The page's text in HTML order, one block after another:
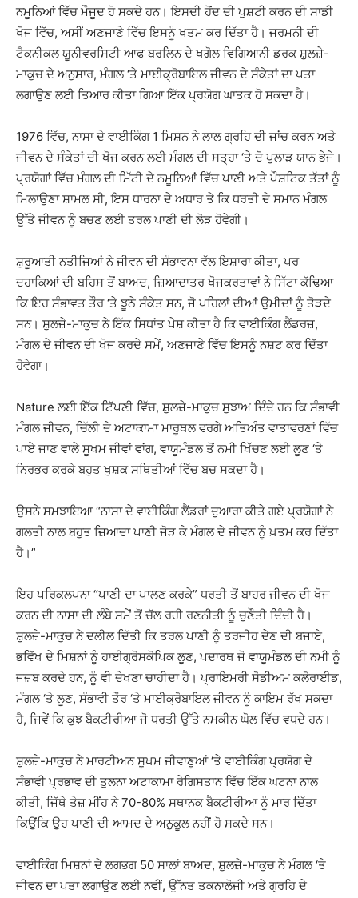
ਨਮੂਨਿਆਂ ਵਿੱਚ ਮੌਜੂਦ ਹੋ ਸਕਦੇ ਹਨ। ਇਸਦੀ ਹੋਂਦ ਦੀ ਪੁਸ਼ਟੀ ਕਰਨ ਦੀ ਸਾਡੀ
ਖੋਜ ਵਿੱਚ, ਅਸੀਂ ਅਣਜਾਣੇ ਵਿੱਚ ਇਸਨੂੰ ਖਤਮ ਕਰ ਦਿੱਤਾ ਹੈ। ਜਰਮਨੀ ਦੀ
ਟੈਕਨੀਕਲ ਯੂਨੀਵਰਸਿਟੀ ਆਫ ਬਰਲਿਨ ਦੇ ਖਗੋਲ ਵਿਗਿਆਨੀ ਡਰਕ ਸ਼ੁਲਜ਼ੇ-
ਮਾਕੁਚ ਦੇ ਅਨੁਸਾਰ, ਮੰਗਲ ‘ਤੇ ਮਾਈਕ੍ਰੋਬਾਇਲ ਜੀਵਨ ਦੇ ਸੰਕੇਤਾਂ ਦਾ ਪਤਾ
ਲਗਾਉਣ ਲਈ ਤਿਆਰ ਕੀਤਾ ਗਿਆ ਇੱਕ ਪ੍ਰਯੋਗ ਘਾਤਕ ਹੋ ਸਕਦਾ ਹੈ।
1976 ਵਿੱਚ, ਨਾਸਾ ਦੇ ਵਾਈਕਿੰਗ 1 ਮਿਸ਼ਨ ਨੇ ਲਾਲ ਗ੍ਰਹਿ ਦੀ ਜਾਂਚ ਕਰਨ ਅਤੇ
ਜੀਵਨ ਦੇ ਸੰਕੇਤਾਂ ਦੀ ਖੋਜ ਕਰਨ ਲਈ ਮੰਗਲ ਦੀ ਸਤ੍ਹਾ ‘ਤੇ ਦੋ ਪੁਲਾੜ ਯਾਨ ਭੇਜੇ।
ਪ੍ਰਯੋਗਾਂ ਵਿੱਚ ਮੰਗਲ ਦੀ ਮਿੱਟੀ ਦੇ ਨਮੂਨਿਆਂ ਵਿੱਚ ਪਾਣੀ ਅਤੇ ਪੌਸ਼ਟਿਕ ਤੱਤਾਂ ਨੂੰ
ਮਿਲਾਉਣਾ ਸ਼ਾਮਲ ਸੀ, ਇਸ ਧਾਰਨਾ ਦੇ ਅਧਾਰ ਤੇ ਕਿ ਧਰਤੀ ਦੇ ਸਮਾਨ ਮੰਗਲ
ਉੱਤੇ ਜੀਵਨ ਨੂੰ ਬਚਣ ਲਈ ਤਰਲ ਪਾਣੀ ਦੀ ਲੋੜ ਹੋਵੇਗੀ।
ਸ਼ੁਰੂਆਤੀ ਨਤੀਜਿਆਂ ਨੇ ਜੀਵਨ ਦੀ ਸੰਭਾਵਨਾ ਵੱਲ ਇਸ਼ਾਰਾ ਕੀਤਾ, ਪਰ
ਦਹਾਕਿਆਂ ਦੀ ਬਹਿਸ ਤੋਂ ਬਾਅਦ, ਜ਼ਿਆਦਾਤਰ ਖੋਜਕਰਤਾਵਾਂ ਨੇ ਸਿੱਟਾ ਕੱਢਿਆ
ਕਿ ਇਹ ਸੰਭਾਵਤ ਤੌਰ ‘ਤੇ ਝੂਠੇ ਸੰਕੇਤ ਸਨ, ਜੋ ਪਹਿਲਾਂ ਦੀਆਂ ਉਮੀਦਾਂ ਨੂੰ ਤੋੜਦੇ
ਸਨ। ਸ਼ੁਲਜ਼ੇ-ਮਾਕੁਚ ਨੇ ਇੱਕ ਸਿਧਾਂਤ ਪੇਸ਼ ਕੀਤਾ ਹੈ ਕਿ ਵਾਈਕਿੰਗ ਲੈਂਡਰਜ਼,
ਮੰਗਲ ਦੇ ਜੀਵਨ ਦੀ ਖੋਜ ਕਰਦੇ ਸਮੇਂ, ਅਣਜਾਣੇ ਵਿੱਚ ਇਸਨੂੰ ਨਸ਼ਟ ਕਰ ਦਿੱਤਾ
ਹੋਵੇਗਾ।
Nature ਲਈ ਇੱਕ ਟਿੱਪਣੀ ਵਿੱਚ, ਸ਼ੁਲਜ਼ੇ-ਮਾਕੁਚ ਸੁਝਾਅ ਦਿੰਦੇ ਹਨ ਕਿ ਸੰਭਾਵੀ
ਮੰਗਲ ਜੀਵਨ, ਚਿੱਲੀ ਦੇ ਅਟਾਕਾਮਾ ਮਾਰੂਥਲ ਵਰਗੇ ਅਤਿਅੰਤ ਵਾਤਾਵਰਣਾਂ ਵਿੱਚ
ਪਾਏ ਜਾਣ ਵਾਲੇ ਸੂਖਮ ਜੀਵਾਂ ਵਾਂਗ, ਵਾਯੂਮੰਡਲ ਤੋਂ ਨਮੀ ਖਿੱਚਣ ਲਈ ਲੂਣ ‘ਤੇ
ਨਿਰਭਰ ਕਰਕੇ ਬਹੁਤ ਖੁਸ਼ਕ ਸਥਿਤੀਆਂ ਵਿੱਚ ਬਚ ਸਕਦਾ ਹੈ।
ਉਸਨੇ ਸਮਝਾਇਆ “ਨਾਸਾ ਦੇ ਵਾਈਕਿੰਗ ਲੈਂਡਰਾਂ ਦੁਆਰਾ ਕੀਤੇ ਗਏ ਪ੍ਰਯੋਗਾਂ ਨੇ
ਗਲਤੀ ਨਾਲ ਬਹੁਤ ਜ਼ਿਆਦਾ ਪਾਣੀ ਜੋੜ ਕੇ ਮੰਗਲ ਦੇ ਜੀਵਨ ਨੂੰ ਖ਼ਤਮ ਕਰ ਦਿੱਤਾ
ਹੈ।”
ਇਹ ਪਰਿਕਲਪਨਾ “ਪਾਣੀ ਦਾ ਪਾਲਣ ਕਰਕੇ” ਧਰਤੀ ਤੋਂ ਬਾਹਰ ਜੀਵਨ ਦੀ ਖੋਜ
ਕਰਨ ਦੀ ਨਾਸਾ ਦੀ ਲੰਬੇ ਸਮੇਂ ਤੋਂ ਚੱਲ ਰਹੀ ਰਣਨੀਤੀ ਨੂੰ ਚੁਣੌਤੀ ਦਿੰਦੀ ਹੈ।
ਸ਼ੁਲਜ਼ੇ-ਮਾਕੁਚ ਨੇ ਦਲੀਲ ਦਿੱਤੀ ਕਿ ਤਰਲ ਪਾਣੀ ਨੂੰ ਤਰਜੀਹ ਦੇਣ ਦੀ ਬਜਾਏ,
ਭਵਿੱਖ ਦੇ ਮਿਸ਼ਨਾਂ ਨੂੰ ਹਾਈਗ੍ਰੋਸਕੋਪਿਕ ਲੂਣ, ਪਦਾਰਥ ਜੋ ਵਾਯੂਮੰਡਲ ਦੀ ਨਮੀ ਨੂੰ
ਜਜ਼ਬ ਕਰਦੇ ਹਨ, ਨੂੰ ਵੀ ਦੇਖਣਾ ਚਾਹੀਦਾ ਹੈ। ਪ੍ਰਾਇਮਰੀ ਸੋਡੀਅਮ ਕਲੋਰਾਈਡ,
ਮੰਗਲ ‘ਤੇ ਲੂਣ, ਸੰਭਾਵੀ ਤੌਰ ‘ਤੇ ਮਾਈਕ੍ਰੋਬਾਇਲ ਜੀਵਨ ਨੂੰ ਕਾਇਮ ਰੱਖ ਸਕਦਾ
ਹੈ, ਜਿਵੇਂ ਕਿ ਕੁਝ ਬੈਕਟੀਰੀਆ ਜੋ ਧਰਤੀ ਉੱਤੇ ਨਮਕੀਨ ਘੋਲ ਵਿੱਚ ਵਧਦੇ ਹਨ।
ਸ਼ੁਲਜ਼ੇ-ਮਾਕੁਚ ਨੇ ਮਾਰਟੀਅਨ ਸੂਖਮ ਜੀਵਾਣੂਆਂ ‘ਤੇ ਵਾਈਕਿੰਗ ਪ੍ਰਯੋਗ ਦੇ
ਸੰਭਾਵੀ ਪ੍ਰਭਾਵ ਦੀ ਤੁਲਨਾ ਅਟਾਕਾਮਾ ਰੇਗਿਸਤਾਨ ਵਿੱਚ ਇੱਕ ਘਟਨਾ ਨਾਲ
ਕੀਤੀ, ਜਿੱਥੇ ਤੇਜ਼ ਮੀਂਹ ਨੇ 70-80% ਸਥਾਨਕ ਬੈਕਟੀਰੀਆ ਨੂੰ ਮਾਰ ਦਿੱਤਾ
ਕਿਉਂਕਿ ਉਹ ਪਾਣੀ ਦੀ ਆਮਦ ਦੇ ਅਨੁਕੂਲ ਨਹੀਂ ਹੋ ਸਕਦੇ ਸਨ।
ਵਾਈਕਿੰਗ ਮਿਸ਼ਨਾਂ ਦੇ ਲਗਭਗ 50 ਸਾਲਾਂ ਬਾਅਦ, ਸ਼ੁਲਜ਼ੇ-ਮਾਕੁਚ ਨੇ ਮੰਗਲ ‘ਤੇ
ਜੀਵਨ ਦਾ ਪਤਾ ਲਗਾਉਣ ਲਈ ਨਵੀਂ, ਉੱਨਤ ਤਕਨਾਲੋਜੀ ਅਤੇ ਗ੍ਰਹਿ ਦੇ